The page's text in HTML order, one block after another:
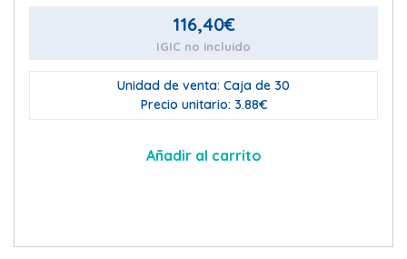
116,40€
IGIC no incluido
Unidad de venta: Caja de 30
Precio unitario: 3.88€
Añadir al carrito